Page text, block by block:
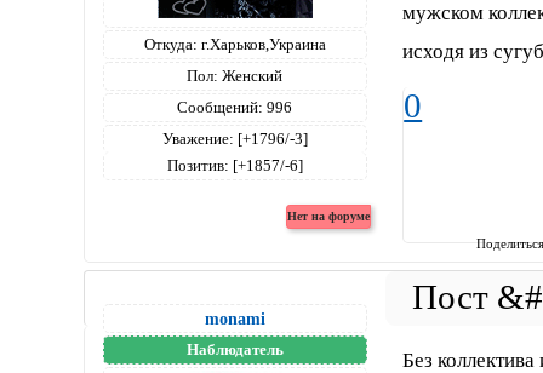
Откуда: г.Харьков,Украина
Пол: Женский
Сообщений: 996
Уважение: [+1796/-3]
Позитив: [+1857/-6]
мужском
исходя из
0
monami
Наблюдатель
Без